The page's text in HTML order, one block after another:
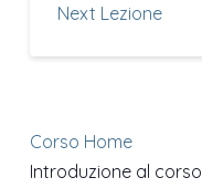
Next Lezione
Corso Home
Introduzione al corso